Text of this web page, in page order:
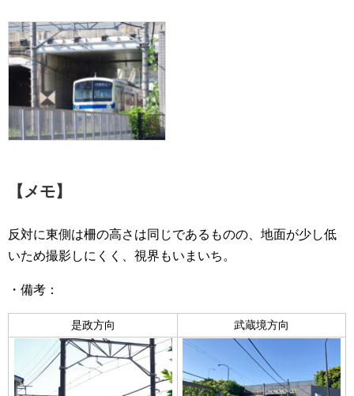
【メモ】
反対に東側は柵の高さは同じであるものの、地面が少し低
いため撮影しにくく、視界もいまいち。
・備考：
是政方向 武蔵境方向